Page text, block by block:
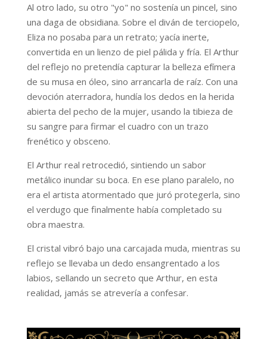
Al otro lado, su otro "yo" no sostenía un pincel, sino
una daga de obsidiana. Sobre el diván de terciopelo,
Eliza no posaba para un retrato; yacía inerte,
convertida en un lienzo de piel pálida y fría. El Arthur
del reflejo no pretendía capturar la belleza efímera
de su musa en óleo, sino arrancarla de raíz. Con una
devoción aterradora, hundía los dedos en la herida
abierta del pecho de la mujer, usando la tibieza de
su sangre para firmar el cuadro con un trazo
frenético y obsceno.
El Arthur real retrocedió, sintiendo un sabor
metálico inundar su boca. En ese plano paralelo, no
era el artista atormentado que juró protegerla, sino
el verdugo que finalmente había completado su
obra maestra.
El cristal vibró bajo una carcajada muda, mientras su
reflejo se llevaba un dedo ensangrentado a los
labios, sellando un secreto que Arthur, en esta
realidad, jamás se atrevería a confesar.